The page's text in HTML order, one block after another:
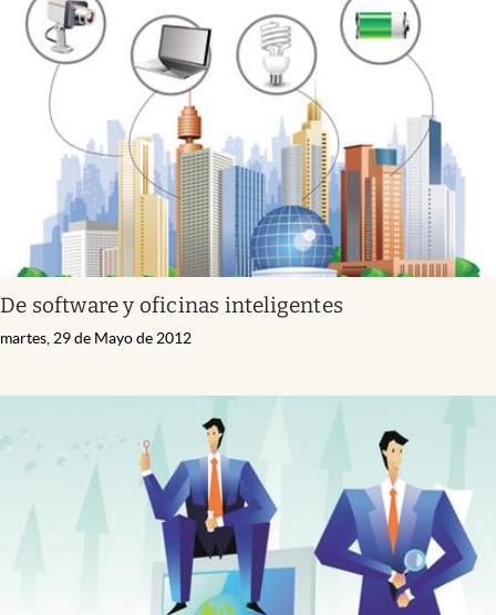
De software y oficinas inteligentes
martes, 29 de Mayo de 2012